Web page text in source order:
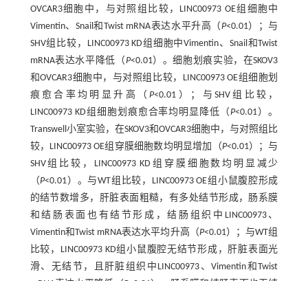
OVCAR3细胞中，与对照组比较，LINC00973 OE组细胞中
Vimentin、Snail和Twist mRNA表达水平升高（P<0.01）；与
SHV组比较，LINC00973 KD组细胞中Vimentin、Snail和Twist
mRNA表达水平降低（P<0.01）。细胞划痕实验，在SKOV3
和OVCAR3细胞中，与对照组比较，LINC00973 OE组细胞划
痕愈合率均明显升高（P<0.01）；与SHV组比较，
LINC00973 KD组细胞划痕愈合率均明显降低（P<0.01）。
Transwell小室实验，在SKOV3和OVCAR3细胞中，与对照组比
较，LINC00973 OE组穿膜细胞数均明显增加（P<0.01）；与
SHV组比较，LINC00973 KD组穿膜细胞数均明显减少
（P<0.01）。与WT组比较，LINC00973 OE组小鼠腹腔形成
的结节数增多，肝脏表面粗糙，有多处结节形成，肠系膜
和结肠表面也有结节形成，结肠组织中LINC00973、
Vimentin和Twist mRNA表达水平均升高（P<0.01）；与WT组
比较，LINC00973 KD组小鼠腹腔无结节形成，肝脏表面光
滑、无结节，且肝脏组织中LINC00973、Vimentin和Twist